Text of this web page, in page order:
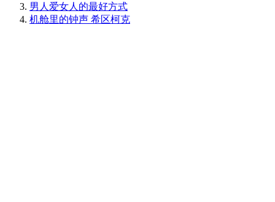
男人爱女人的最好方式
机舱里的钟声 希区柯克